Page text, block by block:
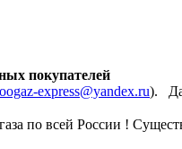
покупателей
express@yandex.ru).
по всей России !